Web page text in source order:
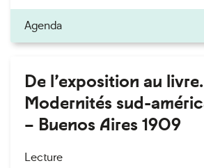
Agenda
De l’exposition au livre.
Modernités sud-
– Buenos Aires 1909
Lecture